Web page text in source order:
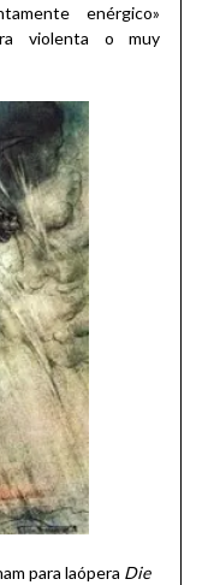
enérgico»
violenta o muy
para laópera Die